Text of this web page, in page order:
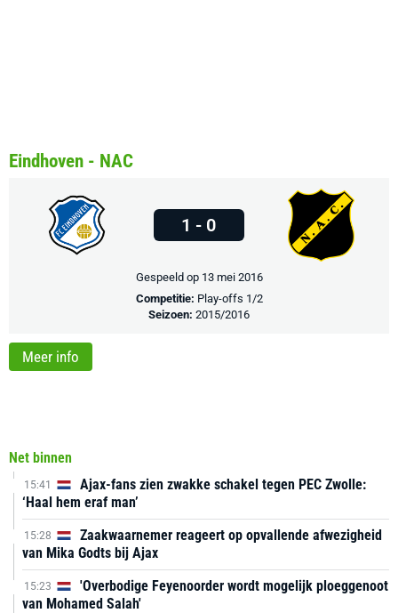
Net binnen
15:41
Ajax-fans zien zwakke schakel tegen PEC Zwolle:
‘Haal hem eraf man’
15:28
Zaakwaarnemer reageert op opvallende afwezigheid
van Mika Godts bij Ajax
15:23
'Overbodige Feyenoorder wordt mogelijk ploeggenoot
van Mohamed Salah'
Eindhoven - NAC
1 - 0
Gespeeld op 13 mei 2016
Competitie: Play-offs 1/2
Seizoen: 2015/2016
Meer info